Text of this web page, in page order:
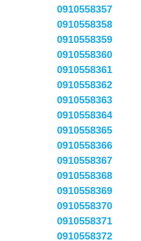
0910558357
0910558358
0910558359
0910558360
0910558361
0910558362
0910558363
0910558364
0910558365
0910558366
0910558367
0910558368
0910558369
0910558370
0910558371
0910558372